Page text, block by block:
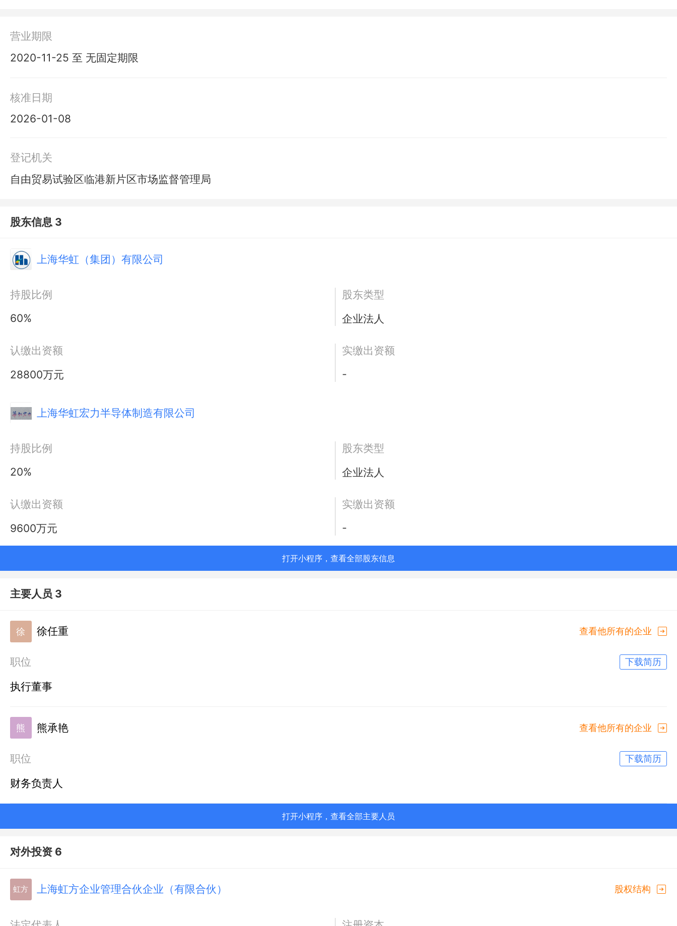
营业期限
2020-11-25 至 无固定期限
核准日期
2026-01-08
登记机关
自由贸易试验区临港新片区市场监督管理局
股东信息 3
上海华虹（集团）有限公司
持股比例
60%
股东类型
企业法人
认缴出资额
28800万元
实缴出资额
-
上海华虹宏力半导体制造有限公司
持股比例
20%
股东类型
企业法人
认缴出资额
9600万元
实缴出资额
-
打开小程序，查看全部股东信息
主要人员 3
徐 徐任重 查看他所有的企业
职位 下载简历
执行董事
熊 熊承艳 查看他所有的企业
职位 下载简历
财务负责人
打开小程序，查看全部主要人员
对外投资 6
虹方 上海虹方企业管理合伙企业（有限合伙） 股权结构